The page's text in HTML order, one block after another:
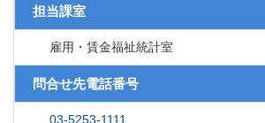
担当課室
雇用・賃金福祉統計室
問合せ先電話番号
03-5253-1111